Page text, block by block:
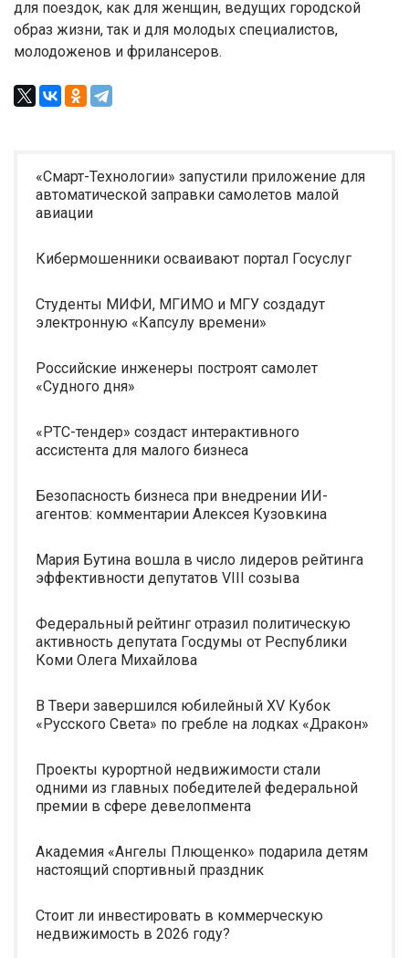
для поездок, как для женщин, ведущих городской
образ жизни, так и для молодых специалистов,
молодоженов и фрилансеров.
«Смарт-Технологии» запустили приложение для
автоматической заправки самолетов малой
авиации
Кибермошенники осваивают портал Госуслуг
Студенты МИФИ, МГИМО и МГУ создадут
электронную «Капсулу времени»
Российские инженеры построят самолет
«Судного дня»
«РТС-тендер» создаст интерактивного
ассистента для малого бизнеса
Безопасность бизнеса при внедрении ИИ-
агентов: комментарии Алексея Кузовкина
Мария Бутина вошла в число лидеров рейтинга
эффективности депутатов VIII созыва
Федеральный рейтинг отразил политическую
активность депутата Госдумы от Республики
Коми Олега Михайлова
В Твери завершился юбилейный XV Кубок
«Русского Света» по гребле на лодках «Дракон»
Проекты курортной недвижимости стали
одними из главных победителей федеральной
премии в сфере девелопмента
Академия «Ангелы Плющенко» подарила детям
настоящий спортивный праздник
Стоит ли инвестировать в коммерческую
недвижимость в 2026 году?